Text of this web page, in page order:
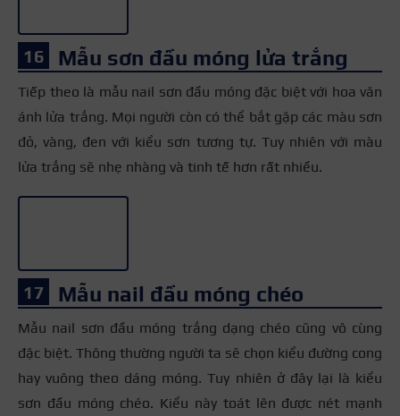
Mẫu sơn đầu móng lửa trắng
Tiếp theo là mẫu nail sơn đầu móng đặc biệt với hoa văn
ánh lửa trắng. Mọi người còn có thể bắt gặp các màu sơn
đỏ, vàng, đen với kiểu sơn tương tự. Tuy nhiên với màu
lửa trắng sẽ nhẹ nhàng và tinh tế hơn rất nhiều.
Mẫu nail đầu móng chéo
Mẫu nail sơn đầu móng trắng dạng chéo cũng vô cùng
đặc biệt. Thông thường người ta sẽ chọn kiểu đường cong
hay vuông theo dáng móng. Tuy nhiên ở đây lại là kiểu
sơn đầu móng chéo. Kiểu này toát lên được nét mạnh